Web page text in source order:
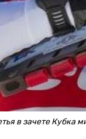
в зачете Кубка